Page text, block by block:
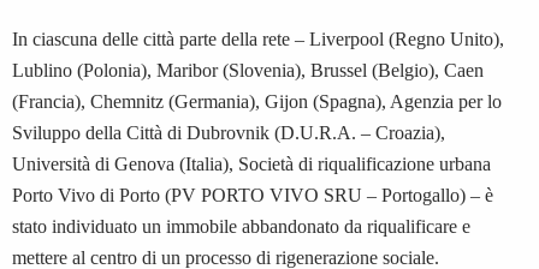
In ciascuna delle città parte della rete – Liverpool (Regno Unito),
Lublino (Polonia), Maribor (Slovenia), Brussel (Belgio), Caen
(Francia), Chemnitz (Germania), Gijon (Spagna), Agenzia per lo
Sviluppo della Città di Dubrovnik (D.U.R.A. – Croazia),
Università di Genova (Italia), Società di riqualificazione urbana
Porto Vivo di Porto (PV PORTO VIVO SRU – Portogallo) – è
stato individuato un immobile abbandonato da riqualificare e
mettere al centro di un processo di rigenerazione sociale.